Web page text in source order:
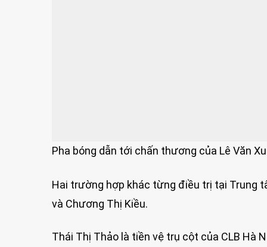
Pha bóng dẫn tới chấn thương của Lê Văn
Hai trường hợp khác từng điều trị tại Trung
và Chương Thị Kiều.
Thái Thị Thảo là tiền vệ trụ cột của CLB Hà